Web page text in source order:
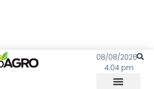
08/08/2026
4:04 pm